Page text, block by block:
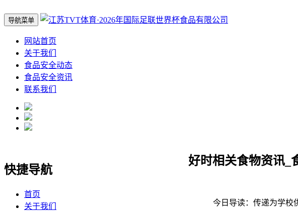
导航菜单
网站首页
关于我们
食品安全动态
食品安全资讯
联系我们
好时相关食物资讯_
今日导读：传递为学校供
快捷导航
首页
关于我们